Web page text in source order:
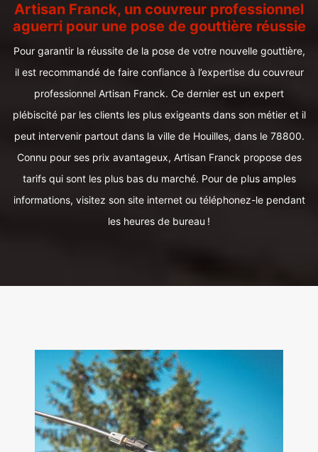
Artisan Franck, un couvreur professionnel
aguerri pour une pose de gouttière réussie
Pour garantir la réussite de la pose de votre nouvelle gouttière,
il est recommandé de faire confiance à l’expertise du couvreur
professionnel Artisan Franck. Ce dernier est un expert
plébiscité par les clients les plus exigeants dans son métier et il
peut intervenir partout dans la ville de Houilles, dans le 78800.
Connu pour ses prix avantageux, Artisan Franck propose des
tarifs qui sont les plus bas du marché. Pour de plus amples
informations, visitez son site internet ou téléphonez-le pendant
les heures de bureau !